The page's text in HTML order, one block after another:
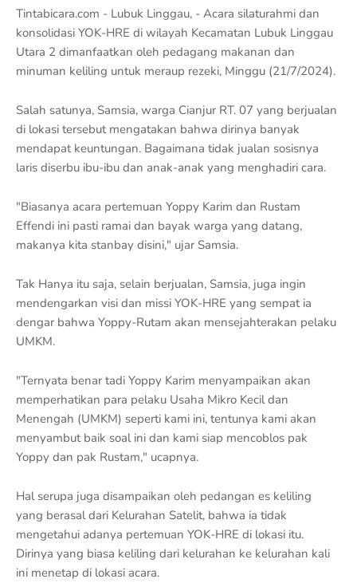
Tintabicara.com - Lubuk Linggau, - Acara silaturahmi dan
konsolidasi YOK-HRE di wilayah Kecamatan Lubuk Linggau
Utara 2 dimanfaatkan oleh pedagang makanan dan
minuman keliling untuk meraup rezeki, Minggu (21/7/2024).
Salah satunya, Samsia, warga Cianjur RT. 07 yang berjualan
di lokasi tersebut mengatakan bahwa dirinya banyak
mendapat keuntungan. Bagaimana tidak jualan sosisnya
laris diserbu ibu-ibu dan anak-anak yang menghadiri cara.
"Biasanya acara pertemuan Yoppy Karim dan Rustam
Effendi ini pasti ramai dan bayak warga yang datang,
makanya kita stanbay disini," ujar Samsia.
Tak Hanya itu saja, selain berjualan, Samsia, juga ingin
mendengarkan visi dan missi YOK-HRE yang sempat ia
dengar bahwa Yoppy-Rutam akan mensejahterakan pelaku
UMKM.
"Ternyata benar tadi Yoppy Karim menyampaikan akan
memperhatikan para pelaku Usaha Mikro Kecil dan
Menengah (UMKM) seperti kami ini, tentunya kami akan
menyambut baik soal ini dan kami siap mencoblos pak
Yoppy dan pak Rustam," ucapnya.
Hal serupa juga disampaikan oleh pedangan es keliling
yang berasal dari Kelurahan Satelit, bahwa ia tidak
mengetahui adanya pertemuan YOK-HRE di lokasi itu.
Dirinya yang biasa keliling dari kelurahan ke kelurahan kali
ini menetap di lokasi acara.